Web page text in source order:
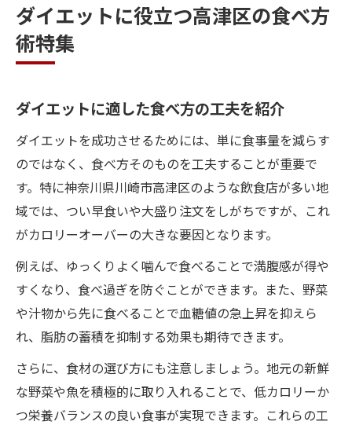
ダイエットに役立つ高津区の食べ方
術特集
ダイエットに適した食べ方の工夫を紹介
ダイエットを成功させるためには、単に食事量を減らす
のではなく、食べ方そのものを工夫することが重要で
す。特に神奈川県川崎市高津区のような飲食店が多い地
域では、つい早食いや大盛り注文をしがちですが、これ
がカロリーオーバーの大きな要因となります。
例えば、ゆっくりよく噛んで食べることで満腹感が得や
すくなり、食べ過ぎを防ぐことができます。また、野菜
や汁物から先に食べることで血糖値の急上昇を抑えら
れ、脂肪の蓄積を抑制する効果も期待できます。
さらに、食材の選び方にも注意しましょう。地元の新鮮
な野菜や魚を積極的に取り入れることで、低カロリーか
つ栄養バランスの良い食事が実現できます。これらの工